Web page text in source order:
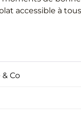
accessible à
Co